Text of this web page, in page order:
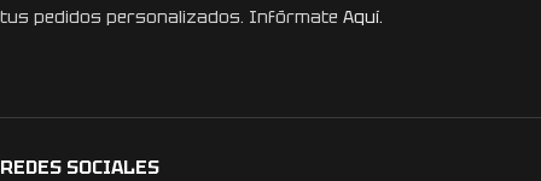
tus pedidos personalizados. Infórmate Aquí.
REDES SOCIALES